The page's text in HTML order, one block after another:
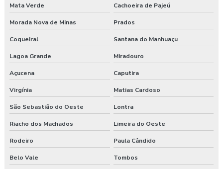
Mata Verde Cachoeira de Pajeú
Morada Nova de Minas Prados
Coqueiral Santana do Manhuaçu
Lagoa Grande Miradouro
Açucena Caputira
Virgínia Matias Cardoso
São Sebastião do Oeste Lontra
Riacho dos Machados Limeira do Oeste
Rodeiro Paula Cândido
Belo Vale Tombos